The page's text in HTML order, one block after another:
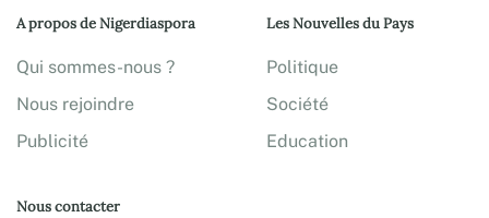
A propos de Nigerdiaspora
Qui sommes-nous ?
Nous rejoindre
Publicité
Les Nouvelles du Pays
Politique
Société
Education
Nous contacter